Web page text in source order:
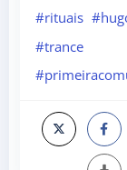
#rituais
#trance